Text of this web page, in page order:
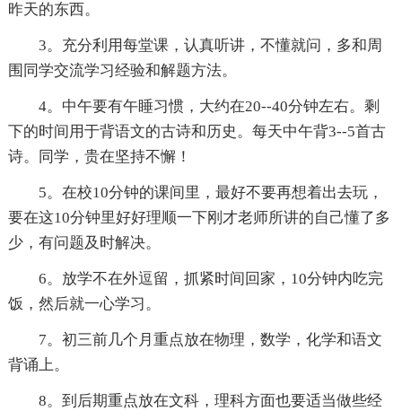
昨天的东西。
3。充分利用每堂课，认真听讲，不懂就问，多和周
围同学交流学习经验和解题方法。
4。中午要有午睡习惯，大约在20--40分钟左右。剩
下的时间用于背语文的古诗和历史。每天中午背3--5首古
诗。同学，贵在坚持不懈！
5。在校10分钟的课间里，最好不要再想着出去玩，
要在这10分钟里好好理顺一下刚才老师所讲的自己懂了多
少，有问题及时解决。
6。放学不在外逗留，抓紧时间回家，10分钟内吃完
饭，然后就一心学习。
7。初三前几个月重点放在物理，数学，化学和语文
背诵上。
8。到后期重点放在文科，理科方面也要适当做些经